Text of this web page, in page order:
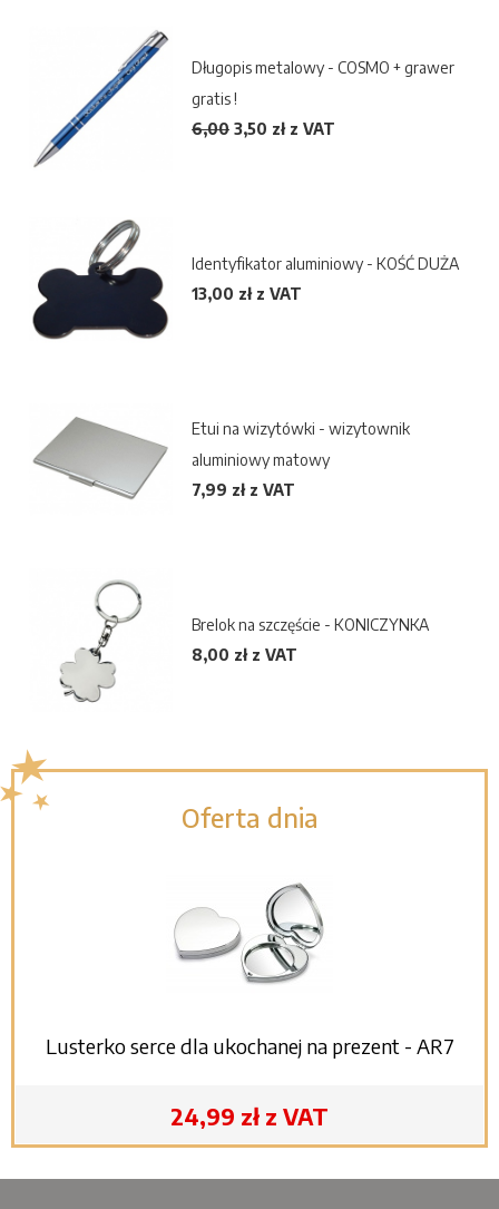
Długopis metalowy - COSMO + grawer
gratis !
6,00 3,50 zł z VAT
Identyfikator aluminiowy - KOŚĆ DUŻA
13,00 zł z VAT
Etui na wizytówki - wizytownik
aluminiowy matowy
7,99 zł z VAT
Brelok na szczęście - KONICZYNKA
8,00 zł z VAT
Oferta dnia
Lusterko serce dla ukochanej na prezent - AR7
24,99 zł z VAT